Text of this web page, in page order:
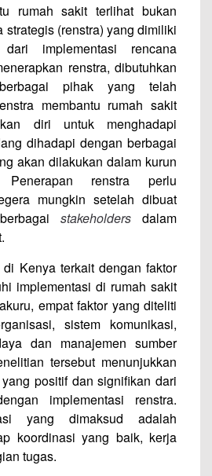
rumah sakit terlihat bukan
strategis (renstra) yang dimiliki
implementasi rencana
renstra, dibutuhkan
pihak yang telah
membantu rumah sakit
diri untuk menghadapi
dihadapi dengan berbagai
akan dilakukan dalam kurun
renstra perlu
mungkin setelah dibuat
stakeholders dalam
Kenya terkait dengan faktor
implementasi di rumah sakit
empat faktor yang diteliti
sistem komunikasi,
dan manajemen sumber
tersebut menunjukkan
positif dan signifikan dari
implementasi renstra.
yang dimaksud adalah
koordinasi yang baik, kerja
tugas.